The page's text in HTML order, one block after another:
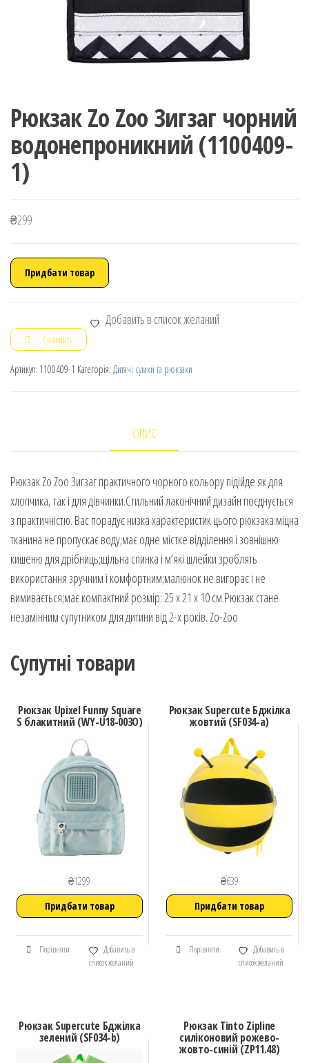
Рюкзак Zo Zoo Зигзаг чорний
водонепроникний (1100409-
1)
₴299
Придбати товар
Добавить в список желаний
Сравнить
Артикул: 1100409-1 Категорія: Дитячі сумки та рюкзаки
ОПИС
Рюкзак Zo Zoo Зигзаг практичного чорного кольору підійде як для
хлопчика, так і для дівчинки.Стильний лаконічний дизайн поєднується
з практичністю. Вас порадує низка характеристик цього рюкзака:міцна
тканина не пропускає воду;має одне містке відділення і зовнішню
кишеню для дрібниць;щільна спинка і м’які шлейки зроблять
використання зручним і комфортним;малюнок не вигорає і не
вимивається;має компактний розмір: 25 х 21 х 10 см.Рюкзак стане
незамінним супутником для дитини від 2-х років. Zo-Zoo
Супутні товари
Рюкзак Upixel Funny Square
S блакитний (WY-U18-003O)
₴1299
Придбати товар
Порівняти
Добавить в
список желаний
Рюкзак Supercute Бджілка
жовтий (SF034-a)
₴639
Придбати товар
Порівняти
Добавить в
список желаний
Рюкзак Supercute Бджілка
зелений (SF034-b)
Рюкзак Tinto Zipline
силіконовий рожево-
жовто-синій (ZP11.48)